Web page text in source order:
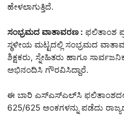
ಹೇಳಲಾಗುತ್ತಿದೆ.
ಸಂಭ್ರಮದ ವಾತಾವರಣ : ಫಲಿತಾಂಶ
ಸ್ಥಳೀಯ ಮಟ್ಟದಲ್ಲಿ ಸಂಭ್ರಮದ
ಶಿಕ್ಷಕರು, ಸ್ನೇಹಿತರು ಹಾಗೂ
ಅಭಿನಂದಿಸಿ ಗೌರವಿಸಿದ್ದಾರೆ.
ಈ ಬಾರಿ ಎಸ್‌ಎಸ್‌ಎಲ್‌ಸಿ ಫಲಿತಾಂಶದಲ್ಲಿ
625/625 ಅಂಕಗಳನ್ನು ಪಡೆದು